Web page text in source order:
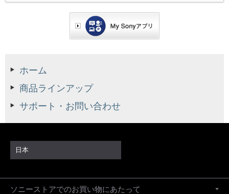
ホーム
商品ラインアップ
サポート・お問い合わせ
日本
ソニーストアでのお買い物にあたって